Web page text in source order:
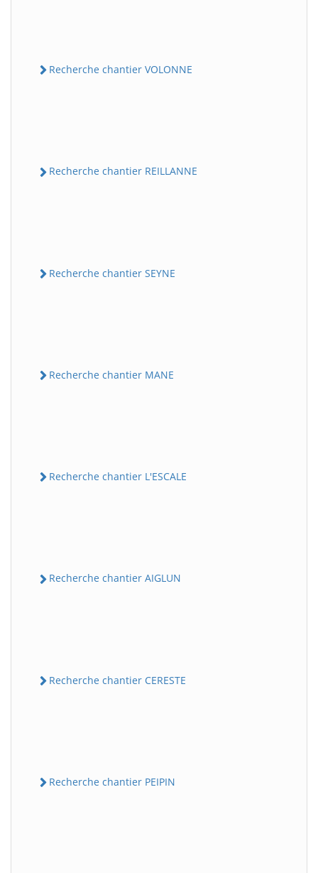
Recherche chantier VOLONNE
Recherche chantier REILLANNE
Recherche chantier SEYNE
Recherche chantier MANE
Recherche chantier L'ESCALE
Recherche chantier AIGLUN
Recherche chantier CERESTE
Recherche chantier PEIPIN